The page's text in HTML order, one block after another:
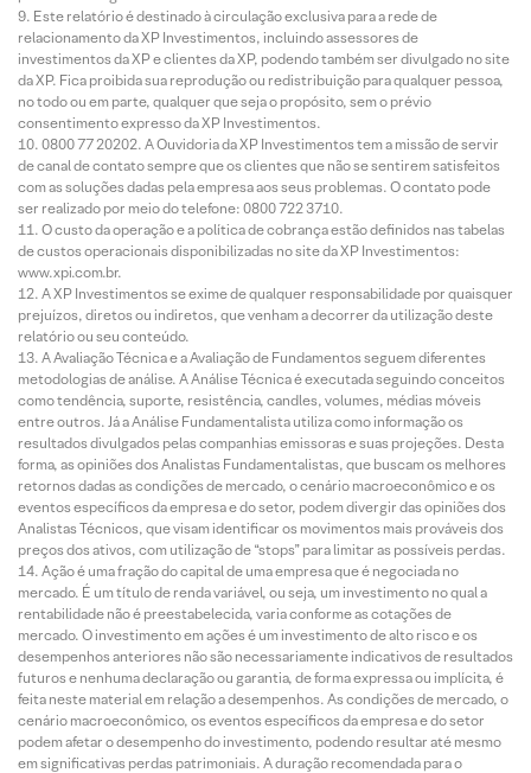
Este relatório é destinado à circulação exclusiva para a rede de
relacionamento da XP Investimentos, incluindo assessores de
investimentos da XP e clientes da XP, podendo também ser divulgado no site
da XP. Fica proibida sua reprodução ou redistribuição para qualquer pessoa,
no todo ou em parte, qualquer que seja o propósito, sem o prévio
consentimento expresso da XP Investimentos.
0800 77 20202. A Ouvidoria da XP Investimentos tem a missão de servir
de canal de contato sempre que os clientes que não se sentirem satisfeitos
com as soluções dadas pela empresa aos seus problemas. O contato pode
ser realizado por meio do telefone: 0800 722 3710.
O custo da operação e a política de cobrança estão definidos nas tabelas
de custos operacionais disponibilizadas no site da XP Investimentos:
www.xpi.com.br.
A XP Investimentos se exime de qualquer responsabilidade por quaisquer
prejuízos, diretos ou indiretos, que venham a decorrer da utilização deste
relatório ou seu conteúdo.
A Avaliação Técnica e a Avaliação de Fundamentos seguem diferentes
metodologias de análise. A Análise Técnica é executada seguindo conceitos
como tendência, suporte, resistência, candles, volumes, médias móveis
entre outros. Já a Análise Fundamentalista utiliza como informação os
resultados divulgados pelas companhias emissoras e suas projeções. Desta
forma, as opiniões dos Analistas Fundamentalistas, que buscam os melhores
retornos dadas as condições de mercado, o cenário macroeconômico e os
eventos específicos da empresa e do setor, podem divergir das opiniões dos
Analistas Técnicos, que visam identificar os movimentos mais prováveis dos
preços dos ativos, com utilização de “stops” para limitar as possíveis perdas.
Ação é uma fração do capital de uma empresa que é negociada no
mercado. É um título de renda variável, ou seja, um investimento no qual a
rentabilidade não é preestabelecida, varia conforme as cotações de
mercado. O investimento em ações é um investimento de alto risco e os
desempenhos anteriores não são necessariamente indicativos de resultados
futuros e nenhuma declaração ou garantia, de forma expressa ou implícita, é
feita neste material em relação a desempenhos. As condições de mercado, o
cenário macroeconômico, os eventos específicos da empresa e do setor
podem afetar o desempenho do investimento, podendo resultar até mesmo
em significativas perdas patrimoniais. A duração recomendada para o